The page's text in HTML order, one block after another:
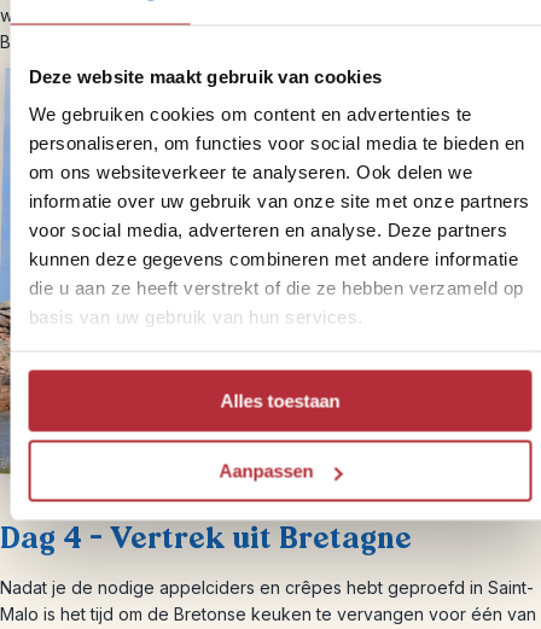
Deze website maakt gebruik van cookies
We gebruiken cookies om content en advertenties te
personaliseren, om functies voor social media te bieden en
om ons websiteverkeer te analyseren. Ook delen we
informatie over uw gebruik van onze site met onze partners
voor social media, adverteren en analyse. Deze partners
kunnen deze gegevens combineren met andere informatie
die u aan ze heeft verstrekt of die ze hebben verzameld op
basis van uw gebruik van hun services.
Alles toestaan
Aanpassen
werd de abdij weer teruggegeven aan de Benedictijnen. De
Benedictijnse monniken houden hier nog altijd diensten.
Dag 4 – Vertrek uit Bretagne
Nadat je de nodige appelciders en crêpes hebt geproefd in Saint-
Malo is het tijd om de Bretonse keuken te vervangen voor één van